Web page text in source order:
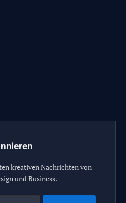
kreativen Nachrichten von
und Business.